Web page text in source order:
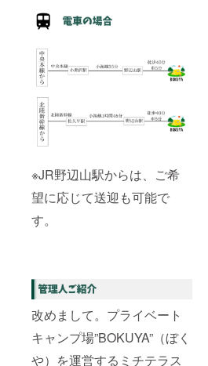
※JR野辺山駅からは、ご希
望に応じて送迎も可能で
す。
改めまして。プライベート
キャンプ場”BOKUYA”（ぼく
や）を運営するミチテラス